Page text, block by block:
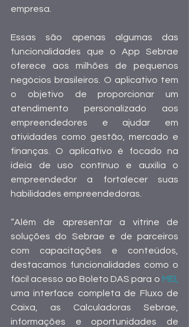
empresa.
Essas são apenas algumas das
funcionalidades que o App Sebrae
oferece aos milhões de pequenos
negócios brasileiros. O aplicativo tem
o objetivo de proporcionar um
atendimento personalizado aos
empreendedores e ajudar em
atividades como gestão, mercado e
finanças. O aplicativo é focado na
ideia de uso contínuo e auxilia o
empreendedor a fortalecer suas
habilidades empreendedoras.
“Além de apresentar a vitrine de
soluções do Sebrae e de parceiros
com capacitações e conteúdos,
destacamos funcionalidades como o
fácil acesso ao Boleto DAS para o MEI,
uma interface completa de Fluxo de
Caixa, as Calculadoras Sebrae,
informações e oportunidades de